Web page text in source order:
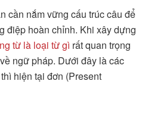
cần nắm vững cấu trúc câu để
điệp hoàn chỉnh. Khi xây dựng
từ là loại từ gì rất quan trọng
ngữ pháp. Dưới đây là các
hiện tại đơn (Present